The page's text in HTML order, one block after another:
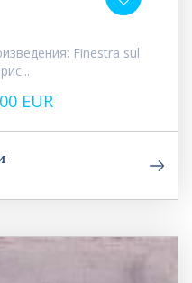
Finestra sul
EUR